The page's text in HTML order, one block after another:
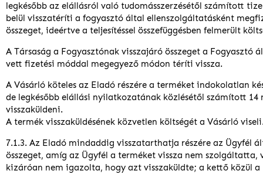
legkésőbb az elállásról való tudomásszerzésétől számított
belül visszatéríti a fogyasztó által ellenszolgáltatásként
összeget, ideértve a teljesítéssel összefüggésben felmerült
A Társaság a Fogyasztónak visszajáró összeget a Fogyasztó
vett fizetési móddal megegyező módon téríti vissza.
A Vásárló köteles az Eladó részére a terméket indokolatlan
de legkésőbb elállási nyilatkozatának közlésétől számított 14
visszaküldeni.
A termék visszaküldésének közvetlen költségét a Vásárló
7.1.3. Az Eladó mindaddig visszatarthatja részére az Ügyfél
összeget, amíg az Ügyfél a terméket vissza nem szolgáltatta,
kizáróan nem igazolta, hogy azt visszaküldte; a kettő közül